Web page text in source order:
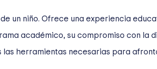
un niño. Ofrece una experiencia
académico, su compromiso con la
herramientas necesarias para